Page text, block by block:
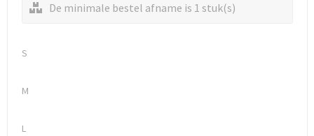
Toilettassen
Trolleys
Waterbestendige tassen
De minimale bestel afname is 1 stuk(s)
S
M
L